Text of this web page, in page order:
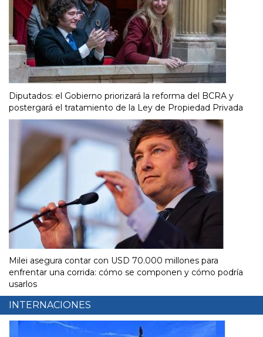
Diputados: el Gobierno priorizará la reforma del BCRA y
postergará el tratamiento de la Ley de Propiedad Privada
Milei asegura contar con USD 70.000 millones para
enfrentar una corrida: cómo se componen y cómo podría
usarlos
INTERNACIONES